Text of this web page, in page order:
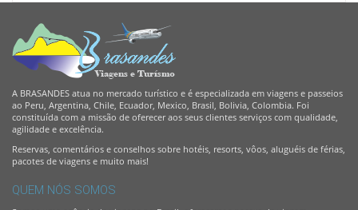
A BRASANDES atua no mercado turístico e é especializada em viagens e passeios
ao Peru, Argentina, Chile, Ecuador, Mexico, Brasil, Bolivia, Colombia. Foi
constituída com a missão de oferecer aos seus clientes serviços com qualidade,
agilidade e excelência.
Reservas, comentários e conselhos sobre hotéis, resorts, vôos, aluguéis de férias,
pacotes de viagens e muito mais!
QUEM NÓS SOMOS